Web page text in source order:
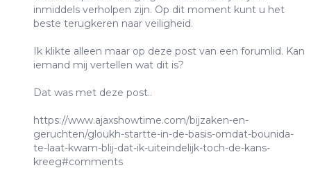
inmiddels verholpen zijn. Op dit moment kunt u het
beste terugkeren naar veiligheid.
Ik klikte alleen maar op deze post van een forumlid. Kan
iemand mij vertellen wat dit is?
Dat was met deze post..
https://www.ajaxshowtime.com/bijzaken-en-
geruchten/gloukh-startte-in-de-basis-omdat-bounida-
te-laat-kwam-blij-dat-ik-uiteindelijk-toch-de-kans-
kreeg#comments